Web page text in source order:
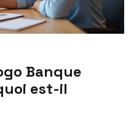
Banque
est-il